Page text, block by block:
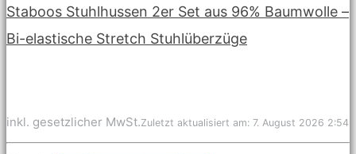
Staboos Stuhlhussen 2er Set aus 96% Baumwolle –
Bi-elastische Stretch Stuhlüberzüge
inkl. gesetzlicher MwSt.Zuletzt aktualisiert am: 7. August 2026 2:54